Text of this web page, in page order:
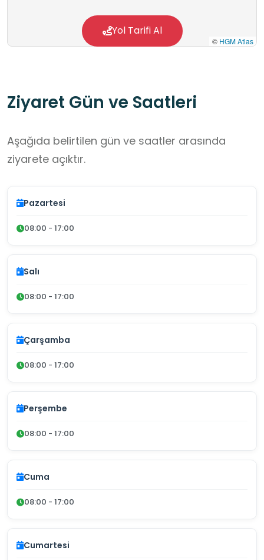
© HGM Atlas
Yol Tarifi Al
Ziyaret Gün ve Saatleri
Aşağıda belirtilen gün ve saatler arasında
ziyarete açıktır.
Pazartesi
08:00 - 17:00
Salı
08:00 - 17:00
Çarşamba
08:00 - 17:00
Perşembe
08:00 - 17:00
Cuma
08:00 - 17:00
Cumartesi